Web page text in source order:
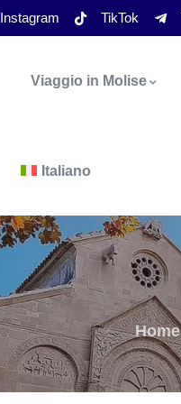
Instagram TikTok
Viaggio in Molise
Italiano
Home